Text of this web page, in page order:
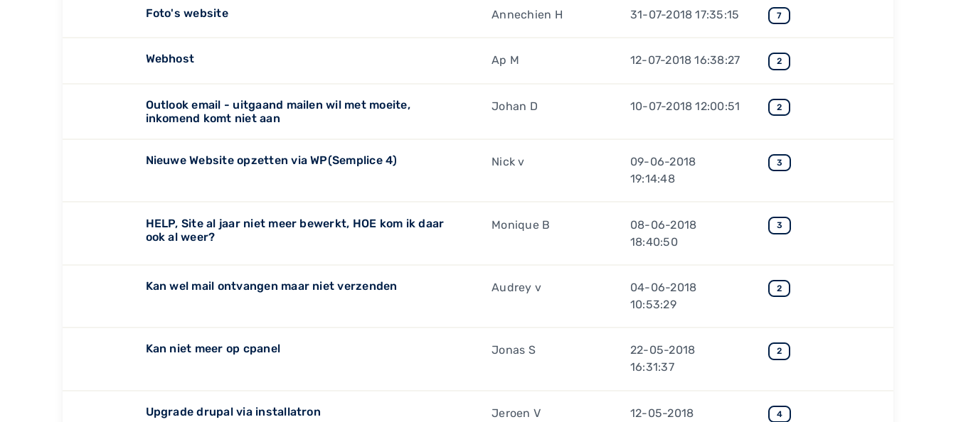
Foto's website Annechien H 31-07-2018 17:35:15 7
Webhost Ap M 12-07-2018 16:38:27 2
Outlook email - uitgaand mailen wil met moeite,
inkomend komt niet aan
Johan D 10-07-2018 12:00:51 2
Nieuwe Website opzetten via WP(Semplice 4) Nick v
09-06-2018
19:14:48
3
HELP, Site al jaar niet meer bewerkt, HOE kom ik daar
ook al weer?
Monique B
08-06-2018
18:40:50
3
Kan wel mail ontvangen maar niet verzenden Audrey v
04-06-2018
10:53:29
2
Kan niet meer op cpanel Jonas S
22-05-2018
16:31:37
2
Upgrade drupal via installatron Jeroen V
12-05-2018
4